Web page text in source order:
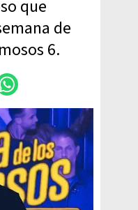
que
de
6.